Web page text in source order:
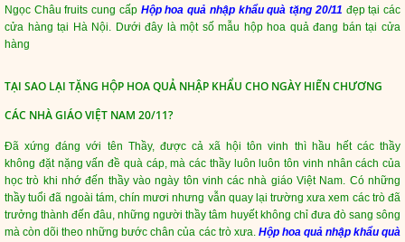
Ngọc Châu fruits cung cấpHộp hoa quả nhập khẩu quà tặng 20/11 đẹp tại các
cửa hàng tại Hà Nội. Dưới đây là một số mẫu hộp hoa quả đang bán tại cửa
hàng
TẠI SAO LẠI TẶNG HỘP HOA QUẢ NHẬP KHẨU CHO NGÀY HIẾN CHƯƠNG
CÁC NHÀ GIÁO VIỆT NAM 20/11?
Đã xứng đáng với tên Thầy, được cả xã hội tôn vinh thì hầu hết các thầy
không đặt nặng vấn đề quà cáp, mà các thầy luôn luôn tôn vinh nhân cách của
học trò khi nhớ đến thầy vào ngày tôn vinh các nhà giáo Việt Nam. Có những
thầy tuổi đã ngoài tám, chín mươi nhưng vẫn quay lại trường xưa xem các trò đã
trưởng thành đến đâu, những người thầy tâm huyết không chỉ đưa đò sang sông
mà còn dõi theo những bước chân của các trò xưa. Hộp hoa quả nhập khẩu quà